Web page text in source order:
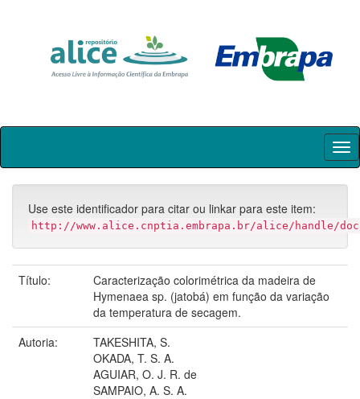
Skip
Use este identificador para citar ou linkar para este item:
http://www.alice.cnptia.embrapa.br/alice/handle/
Título:
Caracterização colorimétrica da madeira de
Hymenaea sp. (jatobá) em função da variação
da temperatura de secagem.
Autoria:
TAKESHITA, S.
OKADA, T. S. A.
AGUIAR, O. J. R. de
SAMPAIO, A. S. A.